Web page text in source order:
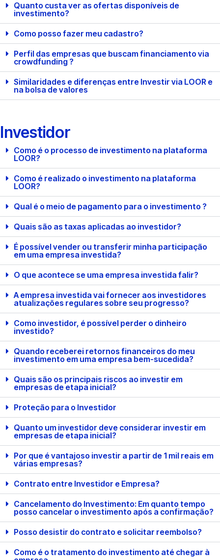
Quanto custa ver as ofertas disponíveis de
investimento?
Como posso fazer meu cadastro?
Perfil das empresas que buscam financiamento via
crowdfunding ?
Similaridades e diferenças entre Investir via LOOR e
na bolsa de valores
Investidor
Como é o processo de investimento na plataforma
LOOR?
Como é realizado o investimento na plataforma
LOOR?
Qual é o meio de pagamento para o investimento ?
Quais são as taxas aplicadas ao investidor?
É possível vender ou transferir minha participação
em uma empresa investida?
O que acontece se uma empresa investida falir?
A empresa investida vai fornecer aos investidores
atualizações regulares sobre seu progresso?
Como investidor, é possível perder o dinheiro
investido?
Quando receberei retornos financeiros do meu
investimento em uma empresa bem-sucedida?
Quais são os principais riscos ao investir em
empresas de etapa inicial?
Proteção para o Investidor
Quanto um investidor deve considerar investir em
empresas de etapa inicial?
Por que é vantajoso investir a partir de 1 mil reais em
várias empresas?
Contrato entre Investidor e Empresa?
Cancelamento do Investimento: Em quanto tempo
posso cancelar o investimento após a confirmação?
Posso desistir do contrato e solicitar reembolso?
Como é o tratamento do investimento até chegar à